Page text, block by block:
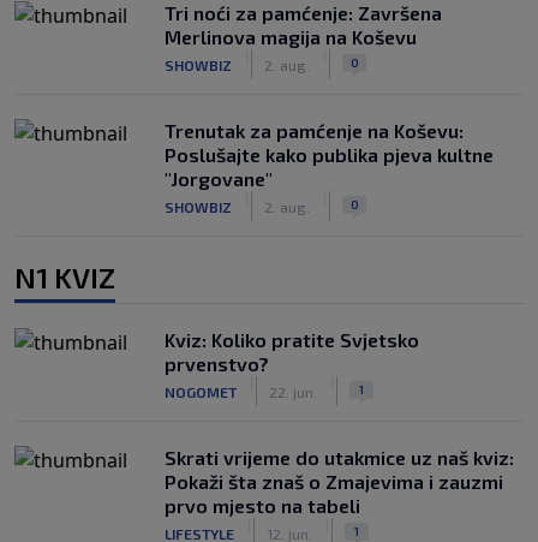
Tri noći za pamćenje: Završena
Merlinova magija na Koševu
SHOWBIZ 2. aug. 0
Trenutak za pamćenje na Koševu:
Poslušajte kako publika pjeva kultne
"Jorgovane"
SHOWBIZ 2. aug. 0
N1 KVIZ
Kviz: Koliko pratite Svjetsko
prvenstvo?
NOGOMET 22. jun. 1
Skrati vrijeme do utakmice uz naš kviz:
Pokaži šta znaš o Zmajevima i zauzmi
prvo mjesto na tabeli
LIFESTYLE 12. jun. 1